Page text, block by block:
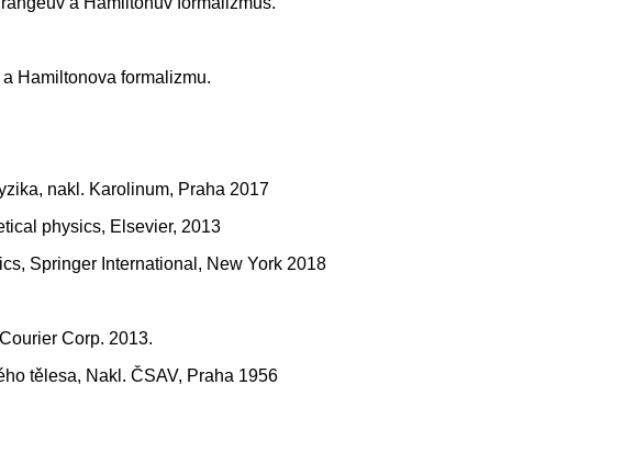
Hamiltonova formalizmu.
nakl. Karolinum, Praha 2017
physics, Elsevier, 2013
Springer International, New York 2018
Corp. 2013.
tělesa, Nakl. ČSAV, Praha 1956